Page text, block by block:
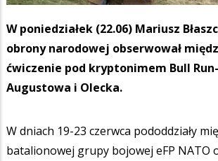
W poniedziałek (22.06) Mariusz
obrony narodowej obserwował
ćwiczenie pod kryptonimem Bull
Augustowa i Olecka.
W dniach 19-23 czerwca pododdziały
batalionowej grupy bojowej eFP NATO